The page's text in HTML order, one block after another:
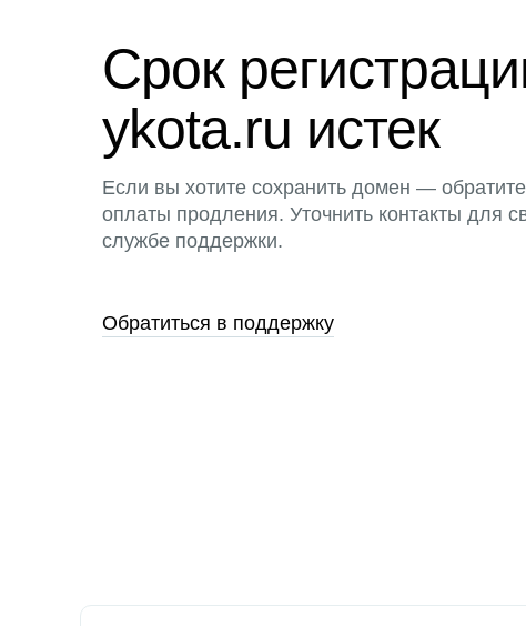
Срок
ykota.ru истек
Если вы хотите сохранить домен —
оплаты продления. Уточнить контакты для
службе поддержки.
Обратиться в поддержку